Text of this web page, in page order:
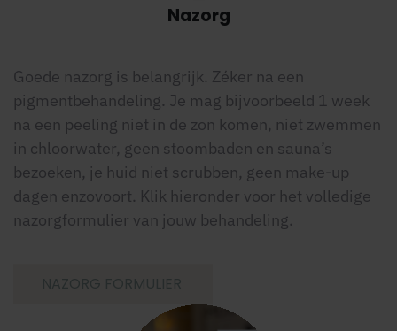
Nazorg
Goede nazorg is belangrijk. Zéker na een
pigmentbehandeling. Je mag bijvoorbeeld 1 week
na een peeling niet in de zon komen, niet zwemmen
in chloorwater, geen stoombaden en sauna’s
bezoeken, je huid niet scrubben, geen make-up
dagen enzovoort. Klik hieronder voor het volledige
nazorgformulier van jouw behandeling.
NAZORG FORMULIER